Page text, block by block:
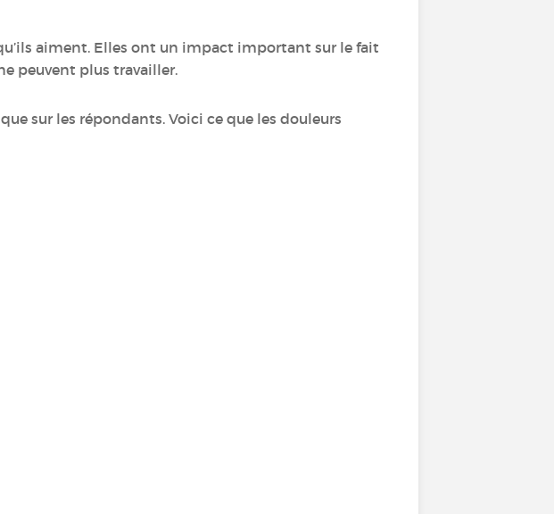
aiment. Elles ont un impact important sur le fait
peuvent plus travailler.
sur les répondants. Voici ce que les douleurs